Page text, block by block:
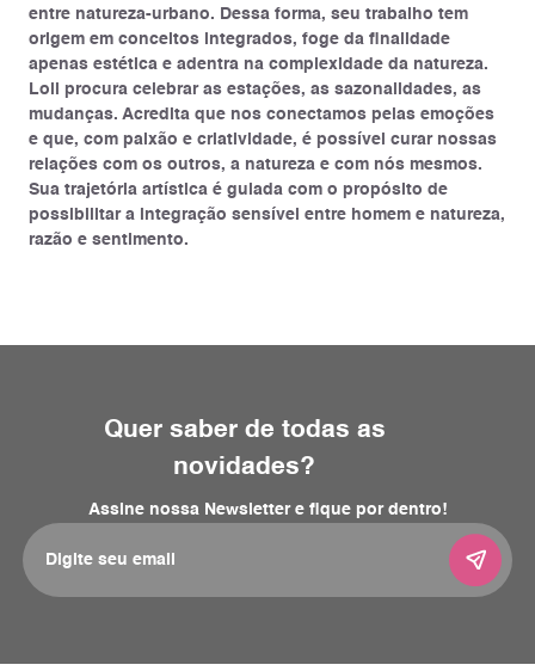
entre natureza-urbano. Dessa forma, seu trabalho tem
origem em conceitos integrados, foge da finalidade
apenas estética e adentra na complexidade da natureza.
Loli procura celebrar as estações, as sazonalidades, as
mudanças. Acredita que nos conectamos pelas emoções
e que, com paixão e criatividade, é possível curar nossas
relações com os outros, a natureza e com nós mesmos.
Sua trajetória artística é guiada com o propósito de
possibilitar a integração sensível entre homem e natureza,
razão e sentimento.
Quer saber de todas as
novidades?
Assine nossa Newsletter e fique por dentro!